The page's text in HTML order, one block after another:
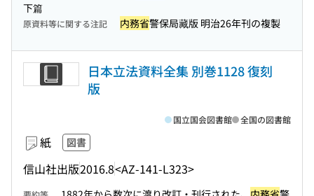
下篇
原資料等に関する注記 内務省警保局藏版 明治26年刊の複製
日本立法資料全集 別巻1128 復刻
版
紙 図書
信山社出版2016.8<AZ-141-L323>
国立国会図書館 全国の図書館